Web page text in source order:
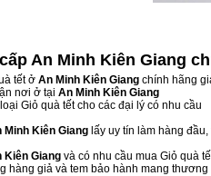
An Minh Kiên Giang
tết ở An Minh Kiên Giang chính hãng
nơi ở tại An Minh Kiên Giang
Giỏ quà tết cho các đại lý có nhu cầu
Minh Kiên Giang lấy uy tín làm hàng
Kiên Giang và có nhu cầu mua Giỏ quà
hàng giả và tem bảo hành mang thương